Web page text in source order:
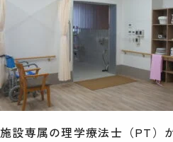
施設専属の理学療法士（PT）